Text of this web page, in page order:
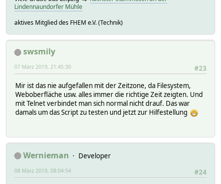
Lindennaundorfer Mühle
aktives Mitglied des FHEM e.V. (Technik)
swsmily
#23
07 März 2019, 21:45:30
Mir ist das nie aufgefallen mit der Zeitzone, da Filesystem,
Weboberfläche usw. alles immer die richtige Zeit zeigten. Und
mit Telnet verbindet man sich normal nicht drauf. Das war
damals um das Script zu testen und jetzt zur Hilfestellung
Wernieman
Developer
#24
08 März 2019, 08:04:54